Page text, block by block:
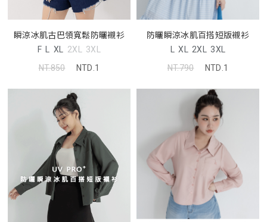
瞬涼冰肌古巴領寬鬆防曬襯衫
F L XL 2XL 3XL
NT.850
NTD.1
防曬瞬涼冰肌百搭短版襯衫
L XL 2XL 3XL
NT.790
NTD.1